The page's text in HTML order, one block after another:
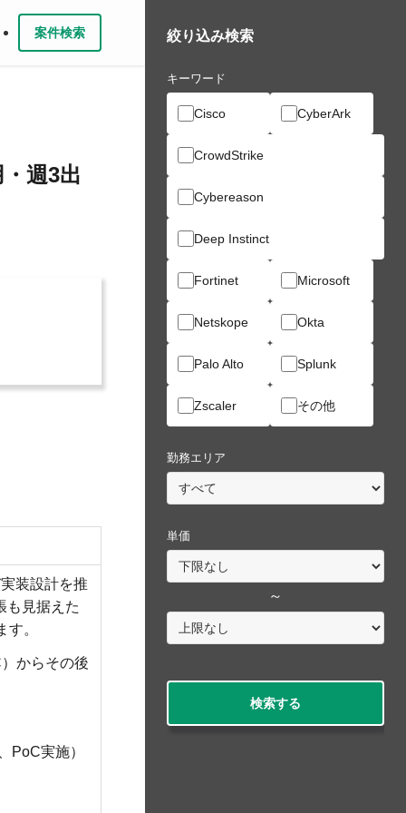
案件検索
週3出
装設計を推
も見据えた
。
からその後
PoC実施）
絞り込み検索
キーワード
Cisco CyberArk
CrowdStrike
Cybereason
Deep Instinct
Fortinet Microsoft
Netskope Okta
Palo Alto Splunk
Zscaler その他
勤務エリア
単価
～
検索する